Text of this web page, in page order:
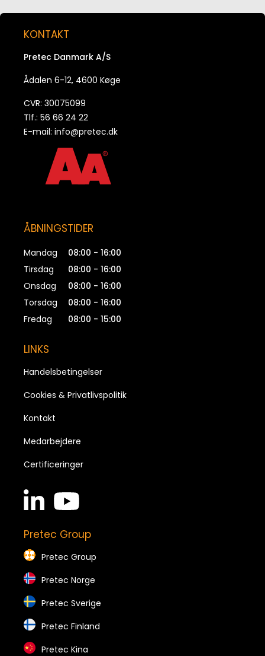
KONTAKT
Pretec Danmark A/S
Ådalen 6-12, 4600 Køge
CVR: 30075099
Tlf.: 56 66 24 22
E-mail: info@pretec.dk
ÅBNINGSTIDER
Mandag
08:00 - 16:00
Tirsdag
08:00 - 16:00
Onsdag
08:00 - 16:00
Torsdag
08:00 - 16:00
Fredag
08:00 - 15:00
LINKS
Handelsbetingelser
Cookies & Privatlivspolitik
Kontakt
Medarbejdere
Certificeringer
linkedin
in
Pretec Group
Pretec Group
Pretec Norge
Pretec Sverige
Pretec Finland
Pretec Kina